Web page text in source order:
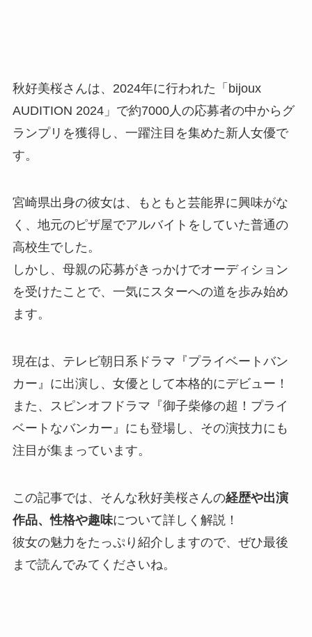
秋好美桜さんは、2024年に行われた「bijoux
AUDITION 2024」で約7000人の応募者の中からグ
ランプリを獲得し、一躍注目を集めた新人女優で
す。
宮崎県出身の彼女は、もともと芸能界に興味がな
く、地元のピザ屋でアルバイトをしていた普通の
高校生でした。
しかし、母親の応募がきっかけでオーディション
を受けたことで、一気にスターへの道を歩み始め
ます。
現在は、テレビ朝日系ドラマ『プライベートバン
カー』に出演し、女優として本格的にデビュー！
また、スピンオフドラマ『御子柴修の超！プライ
ベートなバンカー』にも登場し、その演技力にも
注目が集まっています。
この記事では、そんな秋好美桜さんの経歴や出演
作品、性格や趣味について詳しく解説！
彼女の魅力をたっぷり紹介しますので、ぜひ最後
まで読んでみてくださいね。